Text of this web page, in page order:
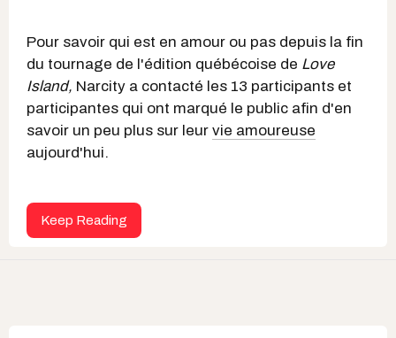
Pour savoir qui est en amour ou pas depuis la fin
du tournage de l'édition québécoise de Love
Island, Narcity a contacté les 13 participants et
participantes qui ont marqué le public afin d'en
savoir un peu plus sur leur vie amoureuse
aujourd'hui.
Keep Reading